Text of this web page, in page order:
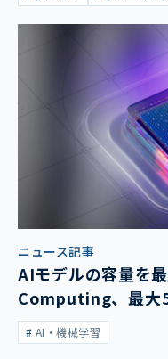
ニュース記事
AIモデルの容量を
Computing、最大
表AI・機械学習